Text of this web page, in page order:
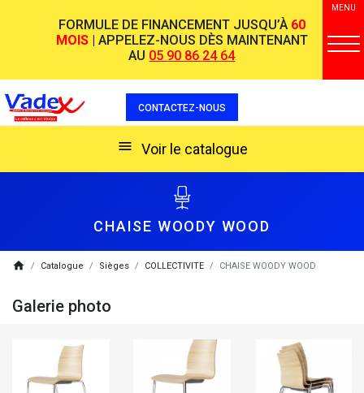
FORMULE DE FINANCEMENT JUSQU’À 60
MOIS| APPELEZ-NOUS DÈS MAINTENANT
AU 05 90 86 24 64
MENU
CONTACTEZ-NOUS
menu Voir le catalogue
CHAISE WOODY WOOD
breadcrumb
home Catalogue Sièges COLLECTIVITE CHAISE WOODY WOOD
Galerie photo